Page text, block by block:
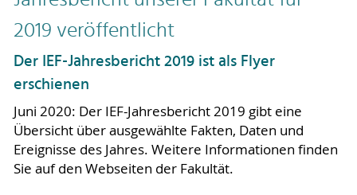
2019 veröffentlicht
Der IEF-Jahresbericht 2019 ist als Flyer
erschienen
Juni 2020: Der IEF-Jahresbericht 2019 gibt eine
Übersicht über ausgewählte Fakten, Daten und
Ereignisse des Jahres. Weitere Informationen finden
Sie auf den Webseiten der Fakultät.